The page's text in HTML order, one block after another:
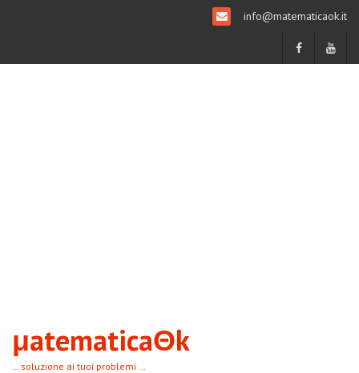
info@matematicaok.it
μatematicaΘk
… soluzione ai tuoi problemi …